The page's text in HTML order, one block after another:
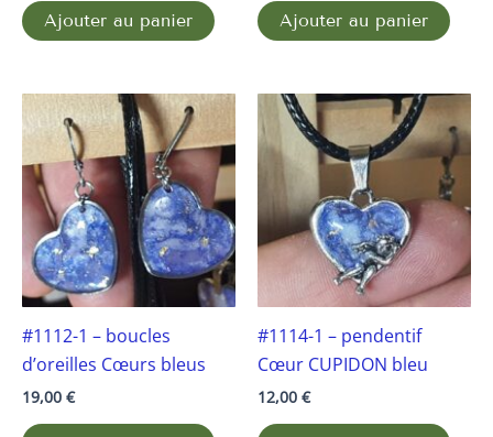
Ajouter au panier Ajouter au panier
#1112-1 – boucles
d’oreilles Cœurs bleus
19,00 €
#1114-1 – pendentif
Cœur CUPIDON bleu
12,00 €